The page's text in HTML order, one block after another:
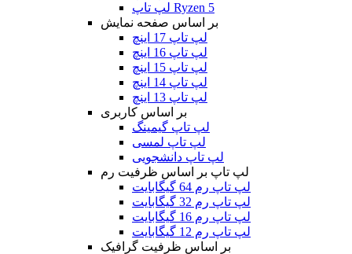
لپ تاپ Ryzen 5
بر اساس صفحه نمایش
لپ تاپ 17 اینچ
لپ تاپ 16 اینچ
لپ تاپ 15 اینچ
لپ تاپ 14 اینچ
لپ تاپ 13 اینچ
بر اساس کاربری
لپ تاپ گیمینگ
لپ تاپ لمسی
لپ تاپ دانشجویی
لپ تاپ بر اساس ظرفیت رم
لپ تاپ رم 64 گیگابایت
لپ تاپ رم 32 گیگابایت
لپ تاپ رم 16 گیگابایت
لپ تاپ رم 12 گیگابایت
بر اساس ظرفیت گرافیک